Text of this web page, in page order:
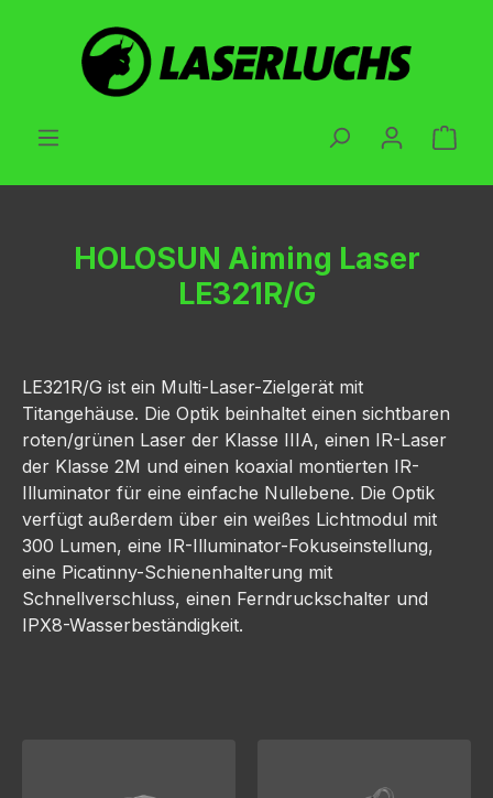
Zum Hauptinhalt springen
HOLOSUN Aiming Laser
LE321R/G
LE321R/G ist ein Multi-Laser-Zielgerät mit
Titangehäuse. Die Optik beinhaltet einen sichtbaren
roten/grünen Laser der Klasse IIIA, einen IR-Laser
der Klasse 2M und einen koaxial montierten IR-
Illuminator für eine einfache Nullebene. Die Optik
verfügt außerdem über ein weißes Lichtmodul mit
300 Lumen, eine IR-Illuminator-Fokuseinstellung,
eine Picatinny-Schienenhalterung mit
Schnellverschluss, einen Ferndruckschalter und
IPX8-Wasserbeständigkeit.